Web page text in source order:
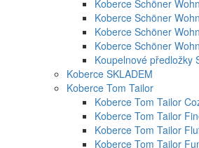
Koberce Schöner
Koberce Schöner
Koberce Schöner
Koberce Schöner
Koupelnové předložky
Koberce SKLADEM
Koberce Tom Tailor
Koberce Tom Tailor
Koberce Tom Tailor
Koberce Tom Tailor
Koberce Tom Tailor